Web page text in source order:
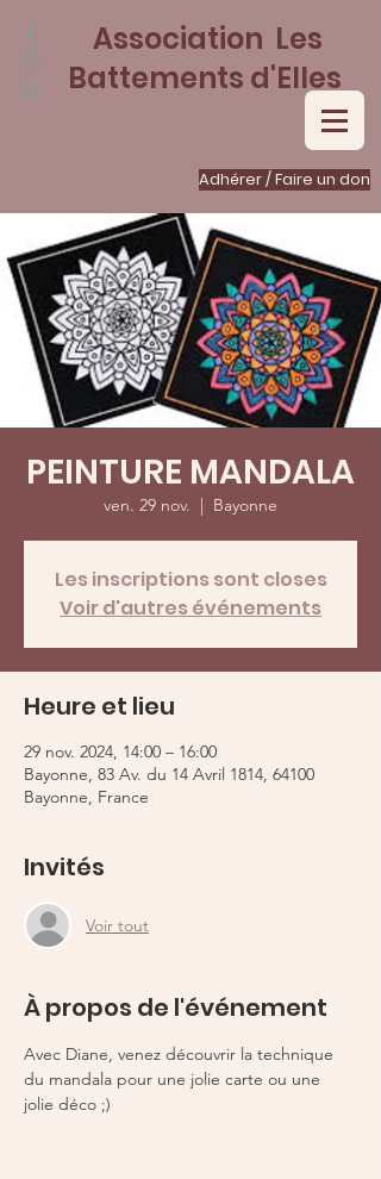
Adhérer / Faire un don
Association Les
Battements d'Elles
PEINTURE MANDALA
ven. 29 nov.
  |
Bayonne
Les inscriptions sont closes
Voir d'autres événements
Heure et lieu
29 nov. 2024, 14:00 – 16:00
Bayonne, 83 Av. du 14 Avril 1814, 64100
Bayonne, France
Invités
Voir tout
À propos de l'événement
Avec Diane, venez découvrir la technique
du mandala pour une jolie carte ou une
jolie déco ;)